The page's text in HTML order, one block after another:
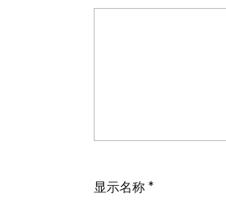
显示名称 *